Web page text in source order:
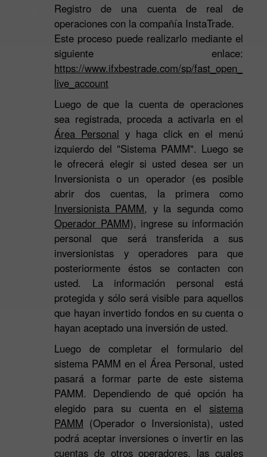
Registro de una cuenta de real de
operaciones con la compañía InstaTrade.
Este proceso puede realizarlo mediante el
siguiente enlace:
https://www.ifxbestrade.com/sp/fast_open_
live_account
Luego de que la cuenta de operaciones
sea registrada, proceda a activarla en el
Área Personal y haga click en el menú
izquierdo del "Sistema PAMM". Luego se
le ofrecerá elegir si usted desea ser un
Inversionista o un operador (es posible
abrir dos cuentas, la primera como
Inversionista PAMM, y la segunda como
Operador PAMM), ingrese su información
personal que será transferida a sus
inversionistas y operadores para que
posteriormente éstos se contacten con
usted. La información personal está
protegida y sólo será visible para aquellos
que hayan invertido fondos en su cuenta o
hayan aceptado una inversión de usted.
Luego de completar el formulario del
sistema PAMM en el Área Personal, usted
pasará a formar parte de este sistema
PAMM. Dependiendo de qué opción ha
elegido para su cuenta en el sistema
PAMM (Operador o Inversionista), usted
podrá aceptar inversiones o invertir en las
cuentas de otros operadores, las cuales